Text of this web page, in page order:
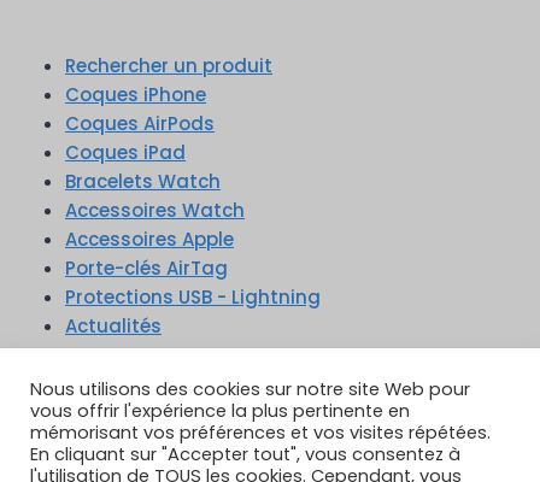
Rechercher un produit
Coques iPhone
Coques AirPods
Coques iPad
Bracelets Watch
Accessoires Watch
Accessoires Apple
Porte-clés AirTag
Protections USB - Lightning
Actualités
TikTok YouTube
Google Reviews